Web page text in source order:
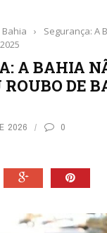
Bahia ›
Segurança: A
A BAHIA
ROUBO DE
2026 0